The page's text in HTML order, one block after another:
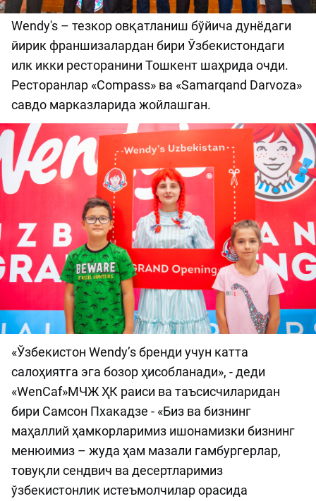
Wendy's – тезкор овқатланиш бўйича дунёдаги
йирик франшизалардан бири Ўзбекистондаги
илк икки ресторанини Тошкент шаҳрида очди.
Ресторанлар «Compass» ва «Samarqand Darvoza»
савдо марказларида жойлашган.
«Ўзбекистон Wendy’s бренди учун катта
салоҳиятга эга бозор ҳисобланади», - деди
«WenCaf»МЧЖ ҲК раиси ва таъсисчиларидан
бири Самсон Пхакадзе - «Биз ва бизнинг
маҳаллий ҳамкорларимиз ишонамизки бизнинг
менюимиз – жуда ҳам мазали гамбургерлар,
товуқли сендвич ва десертларимиз
ўзбекистонлик истеъмолчилар орасида